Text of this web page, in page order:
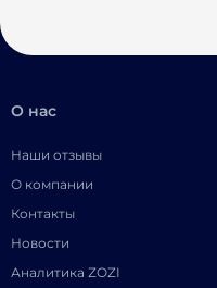
О нас
Наши отзывы
О компании
Контакты
Новости
Аналитика ZOZI